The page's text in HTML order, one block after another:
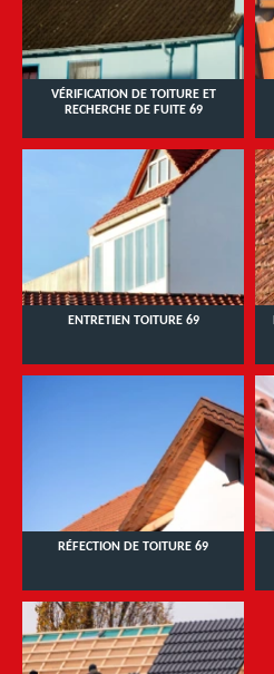
VÉRIFICATION DE TOITURE ET
RECHERCHE DE FUITE 69
ENTRETIEN TOITURE 69
RÉFECTION DE TOITURE 69